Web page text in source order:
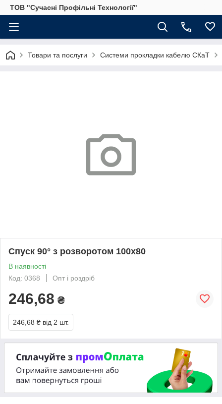
ТОВ "Сучасні Профільні Технології"
Товари та послуги Системи прокладки кабелю СКаТ
Спуск 90° з розворотом 100х80
В наявності
Код: 0368
Опт і роздріб
246,68 ₴
246,68 ₴ від 2 шт.